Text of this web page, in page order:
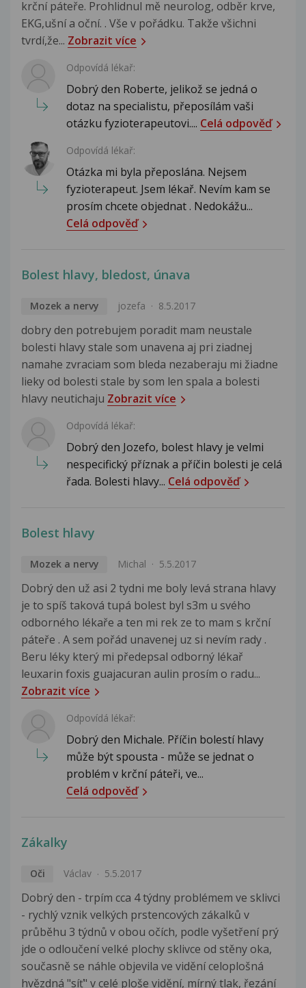
krční páteře. Prohlidnul mě neurolog, odběr krve,
EKG,ušní a oční. . Vše v pořádku. Takže všichni
tvrdí,že... Zobrazit více
Odpovídá lékař:
Dobrý den Roberte, jelikož se jedná o
dotaz na specialistu, přeposílám vaši
otázku fyzioterapeutovi.... Celá odpověď
Odpovídá lékař:
Otázka mi byla přeposlána. Nejsem
fyzioterapeut. Jsem lékař. Nevím kam se
prosím chcete objednat . Nedokážu...
Celá odpověď
Bolest hlavy, bledost, únava
Mozek a nervy jozefa 8.5.2017
dobry den potrebujem poradit mam neustale
bolesti hlavy stale som unavena aj pri ziadnej
namahe zvraciam som bleda nezaberaju mi žiadne
lieky od bolesti stale by som len spala a bolesti
hlavy neutichaju Zobrazit více
Odpovídá lékař:
Dobrý den Jozefo, bolest hlavy je velmi
nespecifický příznak a příčin bolesti je celá
řada. Bolesti hlavy... Celá odpověď
Bolest hlavy
Mozek a nervy Michal 5.5.2017
Dobrý den už asi 2 tydni me boly levá strana hlavy
je to spíš taková tupá bolest byl s3m u svého
odborného lékaře a ten mi rek ze to mam s krční
páteře . A sem pořád unavenej uz si nevím rady .
Beru léky který mi předepsal odborný lékař
leuxarin foxis guajacuran aulin prosím o radu...
Zobrazit více
Odpovídá lékař:
Dobrý den Michale. Příčin bolestí hlavy
může být spousta - může se jednat o
problém v krční páteři, ve...
Celá odpověď
Zákalky
Oči Václav 5.5.2017
Dobrý den - trpím cca 4 týdny problémem ve sklivci
- rychlý vznik velkých prstencových zákalků v
průběhu 3 týdnů v obou očích, podle vyšetření prý
jde o odloučení velké plochy sklivce od stěny oka,
současně se náhle objevila ve vidění celoplošná
hvězdná "síť" v celé ploše vidění, mírný tlak, řezání